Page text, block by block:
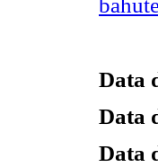
Data
Data
Data